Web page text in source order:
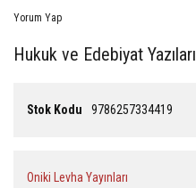
Yorum Yap
Hukuk ve Edebiyat Yazıları
Stok Kodu 9786257334419
Oniki Levha Yayınları